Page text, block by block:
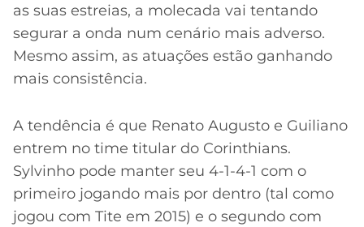
as suas estreias, a molecada vai tentando
segurar a onda num cenário mais adverso.
Mesmo assim, as atuações estão ganhando
mais consistência.
A tendência é que Renato Augusto e Guiliano
entrem no time titular do Corinthians.
Sylvinho pode manter seu 4-1-4-1 com o
primeiro jogando mais por dentro (tal como
jogou com Tite em 2015) e o segundo com